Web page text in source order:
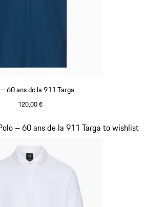
60 ans de la 911 Targa
120,00 €
– 60 ans de la 911 Targa to wishlist